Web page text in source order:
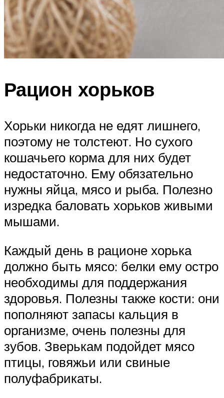
Рацион хорьков
Хорьки никогда не едят лишнего,
поэтому не толстеют. Но сухого
кошачьего корма для них будет
недостаточно. Ему обязательно
нужны яйца, мясо и рыба. Полезно
изредка баловать хорьков живыми
мышами.
Каждый день в рационе хорька
должно быть мясо: белки ему остро
необходимы для поддержания
здоровья. Полезны также кости: они
пополняют запасы кальция в
организме, очень полезны для
зубов. Зверькам подойдет мясо
птицы, говяжьи или свиные
полуфабрикаты.